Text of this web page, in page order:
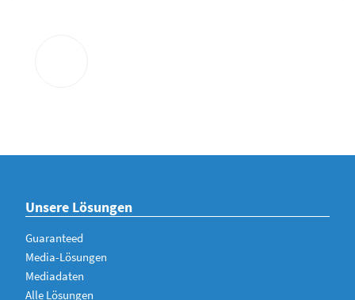
Unsere Lösungen
Guaranteed
Media-Lösungen
Mediadaten
Alle Lösungen